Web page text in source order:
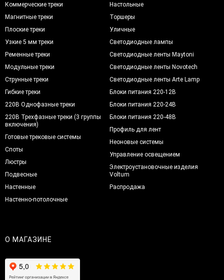
Коммерческие треки
Магнитные треки
Плоские треки
Узкие 5 мм треки
Ременные треки
Модульные треки
Струнные треки
Гибкие треки
220В Однофазные треки
220В Трехфазные треки (3 группы
включения)
Готовые трековые системы
Споты
Люстры
Подвесные
Настенные
Настенно-потолочные
Настольные
Торшеры
Уличные
Светодиодные лампы
Светодиодные ленты Maytoni
Светодиодные ленты Novotech
Светодиодные ленты Arte Lamp
Блоки питания 220-12В
Блоки питания 220-24В
Блоки питания 220-48В
Профиль для лент
Неоновые системы
Управление освещением
Электроустановочные изделия
Voltum
Распродажа
О МАГАЗИНЕ